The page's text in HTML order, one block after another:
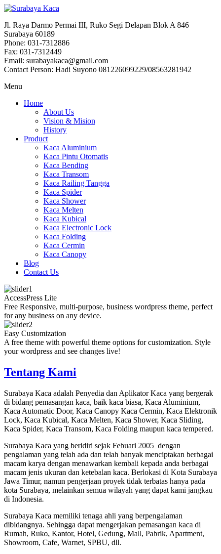
Jl. Raya Darmo Permai III, Ruko Segi Delapan Blok A 846
Surabaya 60189
Phone: 031-7312886
Fax: 031-7312449
Email: surabayakaca@gmail.com
Contact Person: Hadi Suyono 081226099229/08563281942
Menu
Home
About Us
Vision & Mision
History
Product
Kaca Aluminium
Kaca Pintu Otomatis
Kaca Bending
Kaca Transom
Kaca Railing Tangga
Kaca Spider
Kaca Shower
Kaca Melten
Kaca Kubical
Kaca Electronic Lock
Kaca Folding
Kaca Cermin
Kaca Canopy
Blog
Contact Us
AccessPress Lite
Free Responsive, multi-purpose, business wordpress theme, perfect
for any business on any device.
Easy Customization
A free theme with powerful theme options for customization. Style
your wordpress and see changes live!
Tentang Kami
Surabaya Kaca adalah Penyedia dan Aplikator Kaca yang bergerak
di bidang pemasangan kaca, baik kaca biasa, Kaca Aluminium,
Kaca Automatic Door, Kaca Canopy Kaca Cermin, Kaca Elektronik
Lock, Kaca Kubical, Kaca Melten, Kaca Shower, Kaca Sliding,
Kaca Spider, Kaca Transom, Kaca Folding maupun kaca tempered.
Surabaya Kaca yang beridiri sejak Febuari 2005 dengan
pengalaman yang telah ada dan telah banyak menciptakan berbagai
macam karya dengan menawarkan kembali kepada anda berbagai
macam jenis ukuran dan ketebalan kaca. Berlokasi di Kota Surabaya
Jawa Timur, namun pengerjaan proyek tidak terbatas hanya pada
kota Surabaya, melainkan semua wilayah yang dapat kami jangkau
di Indonesia.
Surabaya Kaca memiliki tenaga ahli yang berpengalaman
dibidangnya. Sehingga dapat mengerjakan pemasangan kaca di
Rumah, Ruko, Kantor, Hotel, Gedung, Mall, Pabrik, Apartment,
Showroom, Cafe, Warnet, SPBU, dll.